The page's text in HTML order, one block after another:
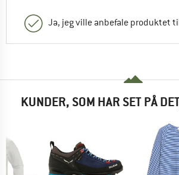
Ja, jeg ville anbefale produktet
KUNDER, SOM HAR SET PÅ